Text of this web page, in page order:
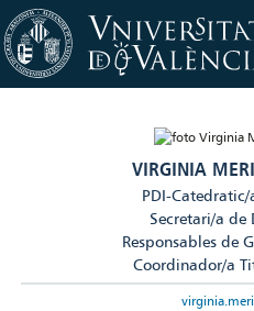
VIRGINIA
PDI-
Secretari/a de
Responsables de
Coordinador/a